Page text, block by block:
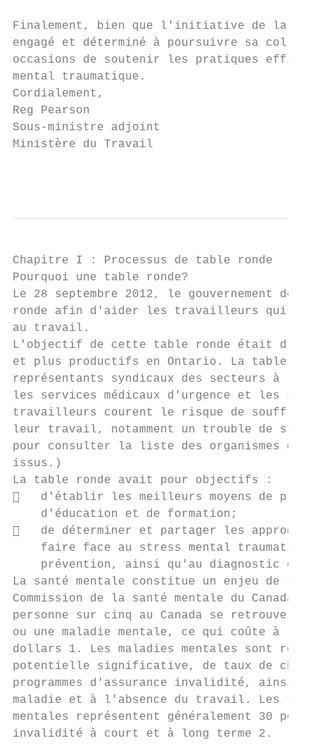
Finalement, bien que l'initiative de la
engagé et déterminé à poursuivre sa
occasions de soutenir les pratiques
mental traumatique.
Cordialement,
Reg Pearson
Sous-ministre adjoint
Ministère du Travail
Chapitre I : Processus de table ronde
Pourquoi une table ronde?
Le 28 septembre 2012, le gouvernement
ronde afin d'aider les travailleurs qui
au travail.
L'objectif de cette table ronde était
et plus productifs en Ontario. La table
représentants syndicaux des secteurs à
les services médicaux d'urgence et les
travailleurs courent le risque de souffrir
leur travail, notamment un trouble de
pour consulter la liste des organismes
issus.)
La table ronde avait pour objectifs :
   d'établir les meilleurs moyens de
    d'éducation et de formation;
   de déterminer et partager les
faire face au stress mental
prévention, ainsi qu'au diagnostic et
La santé mentale constitue un enjeu de
Commission de la santé mentale du Canada
personne sur cinq au Canada se retrouve
ou une maladie mentale, ce qui coûte à
dollars 1. Les maladies mentales sont
potentielle significative, de taux de
programmes d'assurance invalidité, ainsi
maladie et à l'absence du travail. Les
mentales représentent généralement 30
invalidité à court et à long terme 2.